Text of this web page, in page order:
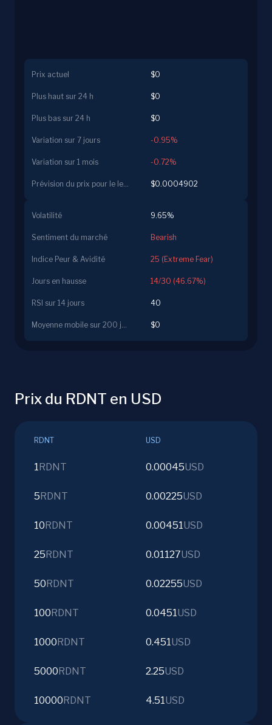
Prix actuel $0
Plus haut sur 24 h $0
Plus bas sur 24 h $0
Variation sur 7 jours -0.95%
Variation sur 1 mois -0.72%
Prévision du prix pour le lendemain $0.0004902
Volatilité 9.65%
Sentiment du marché Bearish
Indice Peur & Avidité 25 (Extreme Fear)
Jours en hausse 14/30 (46.67%)
RSI sur 14 jours 40
Moyenne mobile sur 200 jours $0
Prix du RDNT en USD
RDNT USD
1 RDNT 0.00045USD
5 RDNT 0.00225USD
10 RDNT 0.00451USD
25 RDNT 0.01127USD
50 RDNT 0.02255USD
100 RDNT 0.0451USD
1000 RDNT 0.451USD
5000 RDNT 2.25USD
10000 RDNT 4.51USD